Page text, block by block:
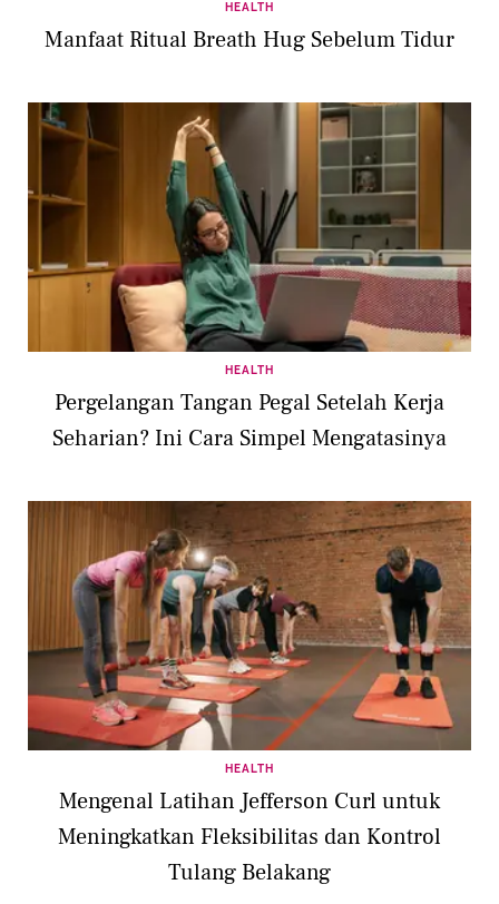
HEALTH
Manfaat Ritual Breath Hug Sebelum Tidur
HEALTH
Pergelangan Tangan Pegal Setelah Kerja
Seharian? Ini Cara Simpel Mengatasinya
HEALTH
Mengenal Latihan Jefferson Curl untuk
Meningkatkan Fleksibilitas dan Kontrol
Tulang Belakang